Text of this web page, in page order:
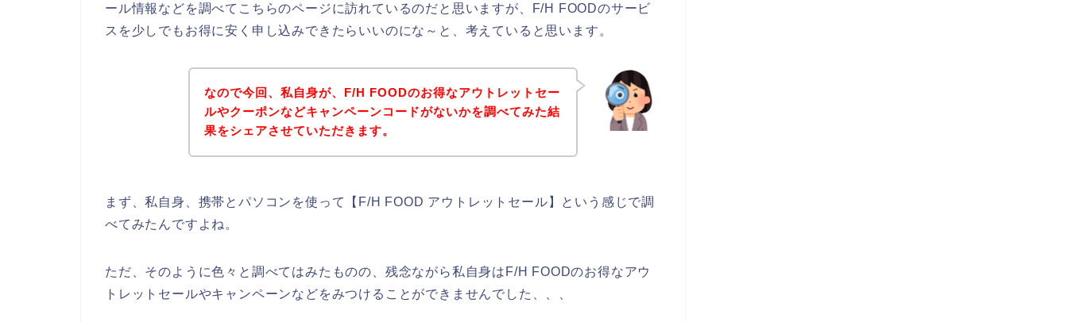
ール情報などを調べてこちらのページに訪れているのだと思いますが、F/H FOODのサービ
スを少しでもお得に安く申し込みできたらいいのにな～と、考えていると思います。
なので今回、私自身が、F/H FOODのお得なアウトレットセー
ルやクーポンなどキャンペーンコードがないかを調べてみた結
果をシェアさせていただきます。
まず、私自身、携帯とパソコンを使って【F/H FOOD アウトレットセール】という感じで調
べてみたんですよね。
ただ、そのように色々と調べてはみたものの、残念ながら私自身はF/H FOODのお得なアウ
トレットセールやキャンペーンなどをみつけることができませんでした、、、